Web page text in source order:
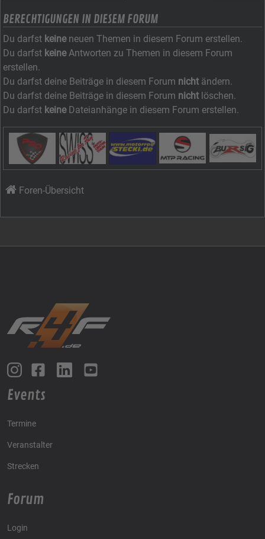
BERECHTIGUNGEN IN DIESEM FORUM
Du darfst keineneuen Themen in diesem Forum erstellen.
Du darfst keineAntworten zu Themen in diesem Forum
erstellen.
Du darfst deine Beiträge in diesem Forum nicht ändern.
Du darfst deine Beiträge in diesem Forum nicht löschen.
Du darfst keineDateianhänge in diesem Forum erstellen.
Foren-Übersicht
Events
Termine
Veranstalter
Strecken
Forum
Login